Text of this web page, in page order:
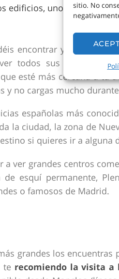
sitio. No
edificios, uno muy
encontrar y qué
todos sus productos
esté más cercana a tu
y no cargas mucho
españolas más
la ciudad, la zona de
si quieres ir a alguna
a ver grandes centros
esquí permanente,
o famosos de Madrid.
grandes los
te recomiendo la visita a